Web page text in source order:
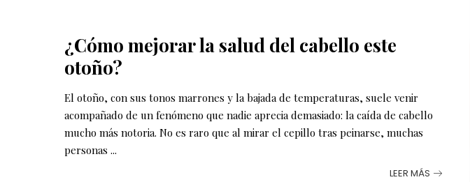
¿Cómo mejorar la salud del cabello este
otoño?
El otoño, con sus tonos marrones y la bajada de temperaturas, suele venir
acompañado de un fenómeno que nadie aprecia demasiado: la caída de cabello
mucho más notoria. No es raro que al mirar el cepillo tras peinarse, muchas
personas ...
LEER MÁS